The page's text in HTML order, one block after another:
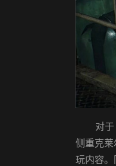
对于《
侧重克
玩内容